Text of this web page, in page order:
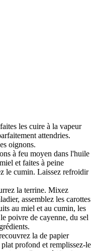
les cuire à la vapeur
attendries.
oignons.
à feu moyen dans l'huile
et faites à peine
le cumin. Laissez refroidir
la terrine. Mixez
assemblez les carottes
au miel et au cumin, les
poivre de cayenne, du sel
la de papier
profond et remplissez-le